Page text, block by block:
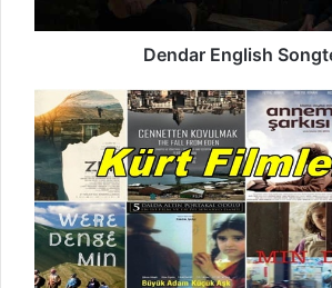
Dendar English
Kurdische
Filme
-
Die
schönsten
kurdischen
Filme